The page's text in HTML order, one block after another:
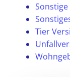
Tier